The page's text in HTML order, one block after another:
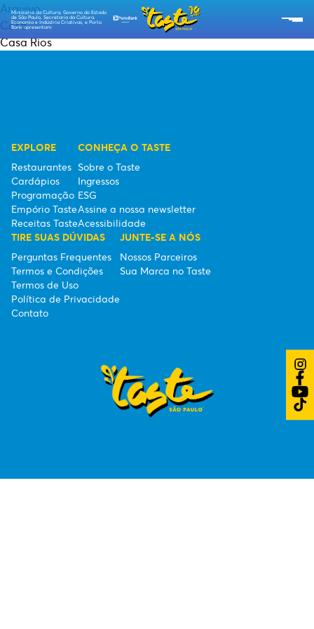
Ministério da Cultura, Governo do Estado
de São Paulo, Secretaria da Cultura,
Economia e Indústria Criativas, e Porto
Bank apresentam:
SOBRE O TASTE
PROGRAMAÇÃO
RECEITAS TASTE
EMPÓRIO TASTE
TIPO DE INGRESSOS
Arquivo
Cora
Casa Rios
EXPLORE
Restaurantes
Cardápios
Programação
Empório Taste
Receitas Taste
CONHEÇA O TASTE
Sobre o Taste
Ingressos
ESG
Assine a nossa newsletter
Acessibilidade
TIRE SUAS DÚVIDAS
Perguntas Frequentes
Termos e Condições
Termos de Uso
Política de Privacidade
Contato
JUNTE-SE A NÓS
Nossos Parceiros
Sua Marca no Taste